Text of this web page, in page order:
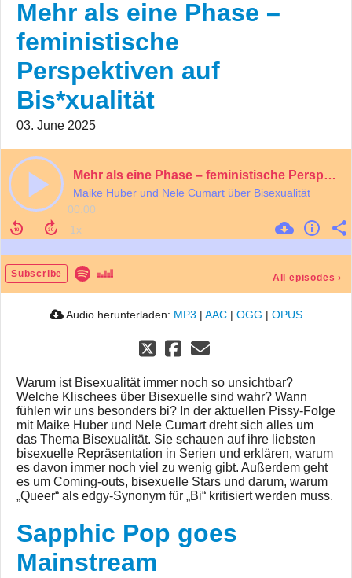
Mehr als eine Phase –
feministische
Perspektiven auf
Bis*xualität
03. June 2025
Mehr als eine Phase – feministische Perspektiven auf Bis*xualität
Maike Huber und Nele Cumart über Bisexualität
00:00
Subscribe All episodes ›
Audio herunterladen: MP3 | AAC | OGG | OPUS
Warum ist Bisexualität immer noch so unsichtbar?
Welche Klischees über Bisexuelle sind wahr? Wann
fühlen wir uns besonders bi? In der aktuellen Pissy-Folge
mit Maike Huber und Nele Cumart dreht sich alles um
das Thema Bisexualität. Sie schauen auf ihre liebsten
bisexuelle Repräsentation in Serien und erklären, warum
es davon immer noch viel zu wenig gibt. Außerdem geht
es um Coming-outs, bisexuelle Stars und darum, warum
„Queer“ als edgy-Synonym für „Bi“ kritisiert werden muss.
Sapphic Pop goes
Mainstream